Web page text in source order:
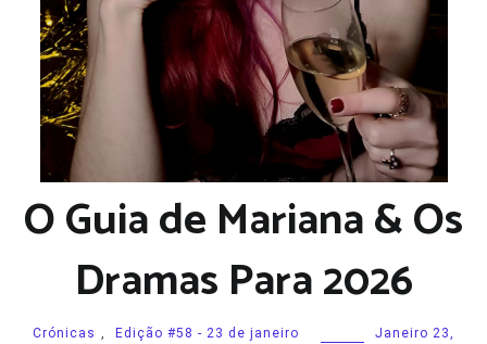
O Guia de Mariana & Os
Dramas Para 2026
Crónicas , Edição #58 - 23 de janeiro
Janeiro 23,